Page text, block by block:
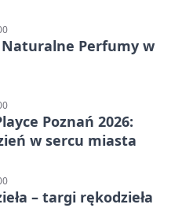
Perfumy w
Poznań 2026:
w sercu miasta
– targi rękodzieła